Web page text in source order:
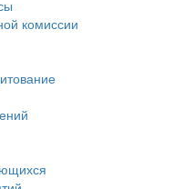
комиссии